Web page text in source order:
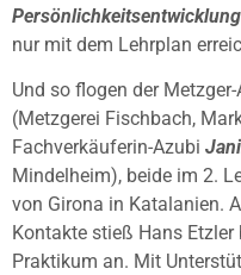
Persönlichkeitsentwicklung
nur mit dem Lehrplan
Und so flogen der
(Metzgerei Fischbach,
Fachverkäuferin-Azubi
Mindelheim), beide im 2.
von Girona in Katalanien.
Kontakte stieß Hans
Praktikum an. Mit